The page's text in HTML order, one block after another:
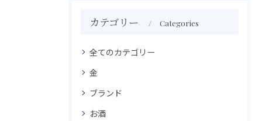
カテゴリー Categories
全てのカテゴリー
金
ブランド
お酒